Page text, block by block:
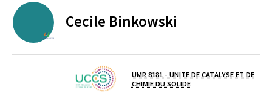
Cecile Binkowski
Laboratoire / équipe
UMR 8181 - UNITE DE CATALYSE ET DE
CHIMIE DU SOLIDE